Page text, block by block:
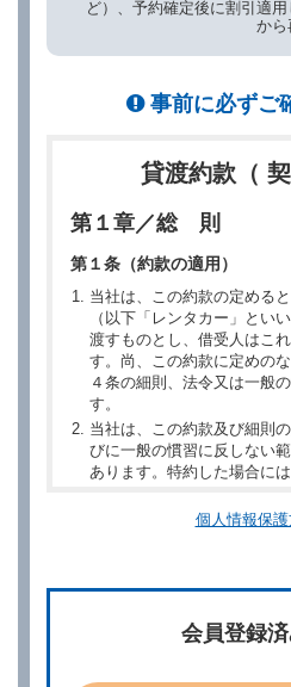
ど）、予約確定後に割引適
から
事前に必ずご
貸渡約款（ 契
第１章／総 則
第１条（約款の適用）
当社は、この約款の定める
（以下「レンタカー」とい
渡すものとし、借受人はこ
す。尚、この約款に定めの
４条の細則、法令又は一般
す。
当社は、この約款及び細則
びに一般の慣習に反しない
あります。特約した場合に
別に定める料金表等に同意
個人情報保
会員登録